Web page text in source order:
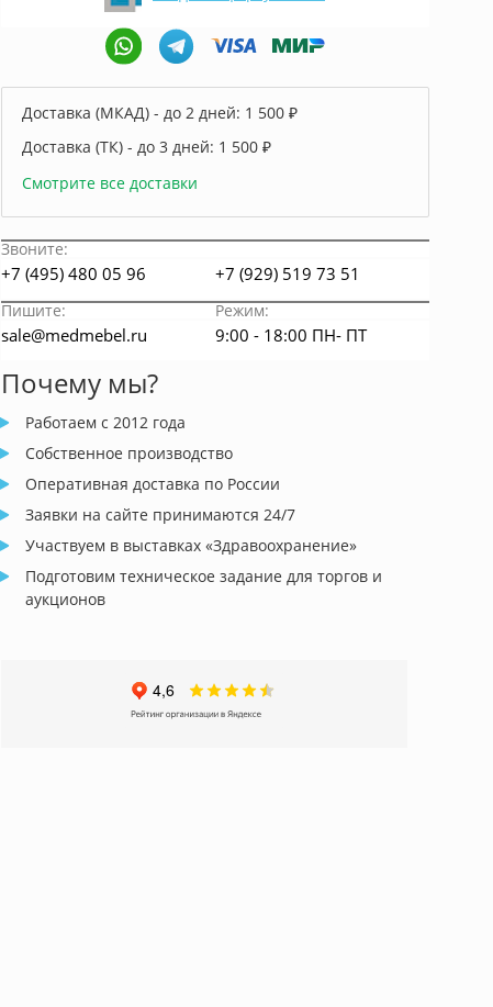
Доставка (МКАД) - до 2 дней: 1 500 ₽
Доставка (ТК) - до 3 дней: 1 500 ₽
Смотрите все доставки
Звоните:
+7 (495) 480 05 96 +7 (929) 519 73 51
Пишите: Режим:
sale@medmebel.ru 9:00 - 18:00 ПН- ПТ
Почему мы?
Работаем с 2012 года
Собственное производство
Оперативная доставка по России
Заявки на сайте принимаются 24/7
Участвуем в выставках «Здравоохранение»
Подготовим техническое задание для торгов и
аукционов